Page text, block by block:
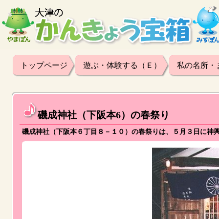
トップページ 遊ぶ・体験する（Ｅ） 私の名所・
磯成神社（下阪本6）の春祭り
磯成神社（下阪本６丁目８－１０）の春祭りは、５月３日に神